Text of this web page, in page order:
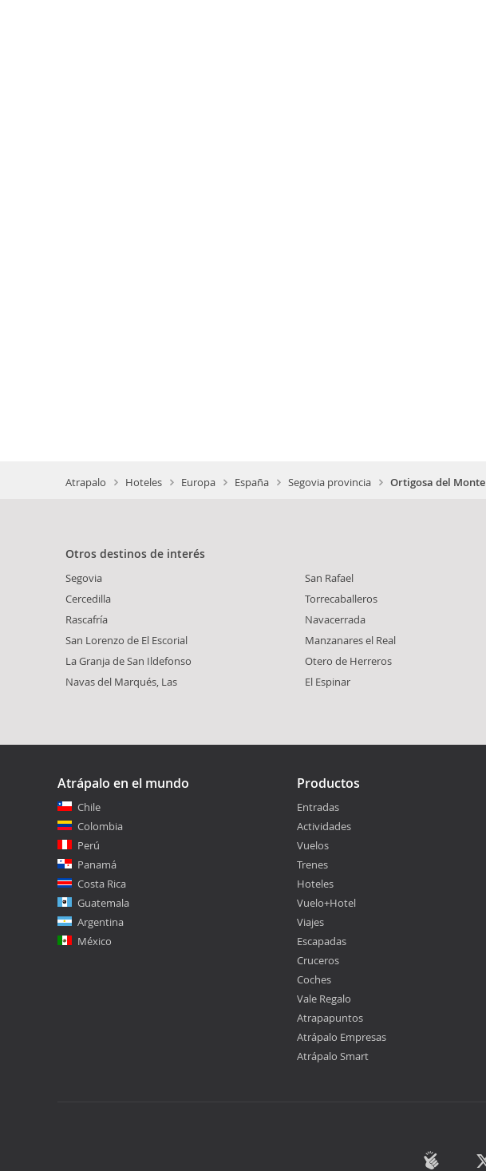
Atrapalo Hoteles Europa España Segovia provincia Ortigosa del Monte
Otros destinos de interés
Segovia
Cercedilla
Rascafría
San Lorenzo de El Escorial
La Granja de San Ildefonso
Navas del Marqués, Las
San Rafael
Torrecaballeros
Navacerrada
Manzanares el Real
Otero de Herreros
El Espinar
Atrápalo en el mundo
Chile
Colombia
Perú
Panamá
Costa Rica
Guatemala
Argentina
México
Productos
Entradas
Actividades
Vuelos
Trenes
Hoteles
Vuelo+Hotel
Viajes
Escapadas
Cruceros
Coches
Vale Regalo
Atrapapuntos
Atrápalo Empresas
Atrápalo Smart